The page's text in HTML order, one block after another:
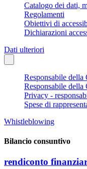
Catalogo dei dati,
Regolamenti
Obiettivi di
Dichiarazioni
Dati ulteriori
Responsabile della
Responsabile della
Privacy -
Spese di
Whistleblowing
Bilancio consuntivo
rendiconto